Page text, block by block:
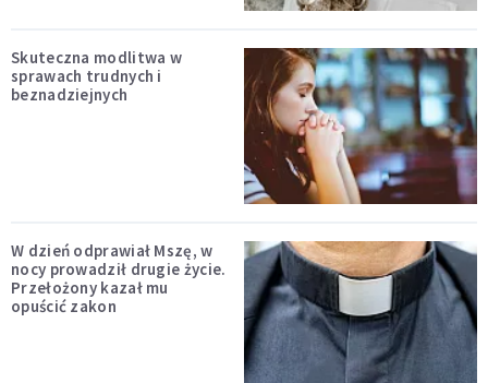
Skuteczna modlitwa w
sprawach trudnych i
beznadziejnych
W dzień odprawiał Mszę, w
nocy prowadził drugie życie.
Przełożony kazał mu
opuścić zakon